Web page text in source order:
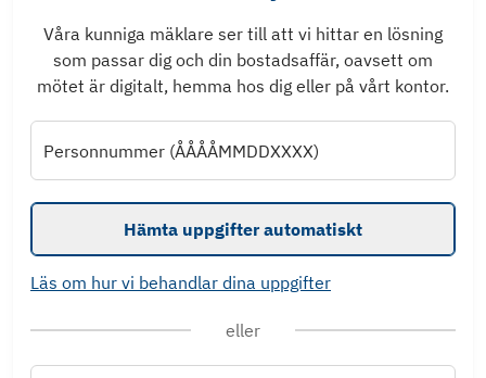
Våra kunniga mäklare ser till att vi hittar en lösning
som passar dig och din bostadsaffär, oavsett om
mötet är digitalt, hemma hos dig eller på vårt kontor.
Personnummer (ÅÅÅÅMMDDXXXX)
Hämta uppgifter automatiskt
Läs om hur vi behandlar dina uppgifter
eller